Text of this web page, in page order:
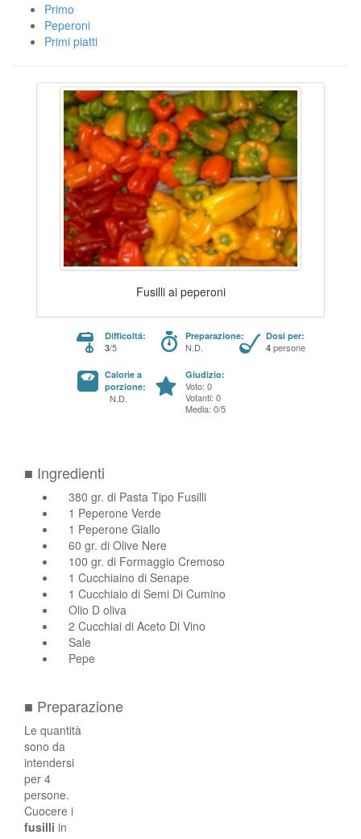
Primo
Peperoni
Primi piatti
Fusilli ai peperoni
Difficoltá:
3/5
Preparazione:
N.D.
Dosi per:
4 persone
Calorie a
porzione:
N.D.
Giudizio:
Voto: 0
Votanti: 0
Media: 0/5
■ Ingredienti
380 gr. di Pasta Tipo Fusilli
1 Peperone Verde
1 Peperone Giallo
60 gr. di Olive Nere
100 gr. di Formaggio Cremoso
1 Cucchiaino di Senape
1 Cucchiaio di Semi Di Cumino
Olio D oliva
2 Cucchiai di Aceto Di Vino
Sale
Pepe
■ Preparazione
Le quantità
sono da
intendersi
per 4
persone.
Cuocere i
fusilli in